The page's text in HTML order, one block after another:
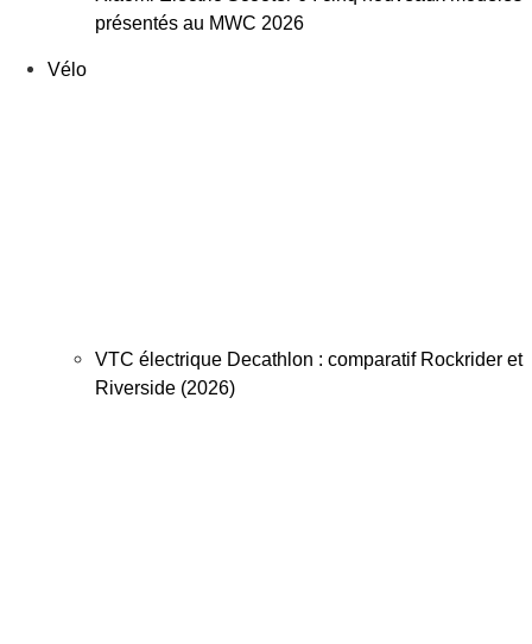
présentés au MWC 2026
Vélo
VTC électrique Decathlon : comparatif Rockrider et
Riverside (2026)